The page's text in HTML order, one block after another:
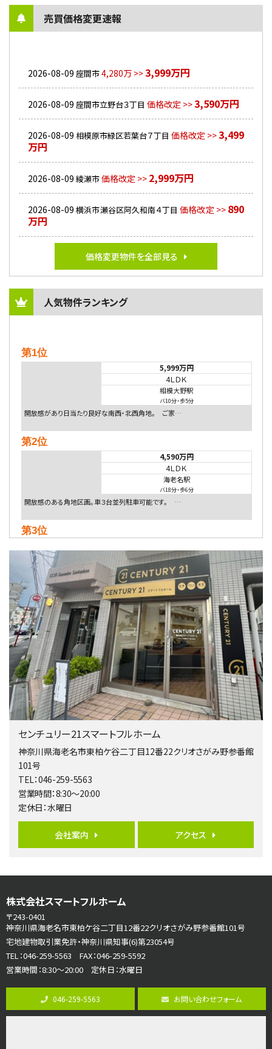
売買価格変更速報
2026-08-09 座間市4,280万 >>3,999万円
2026-08-09 座間市立野台３丁目 価格改定 >>3,590万円
2026-08-09 相模原市緑区若葉台７丁目 価格改定 >>3,499
万円
2026-08-09 綾瀬市価格改定 >> 2,999万円
2026-08-09 横浜市瀬谷区阿久和南４丁目 価格改定 >> 890
万円
価格変更物件を全部見る
人気物件ランキング
第1位
5,999万円
4ＬＤＫ
相模大野駅
バ10分・歩5分
開放感があり日当たり良好な南西・北西角地。 ご家…
第2位
4,590万円
4ＬＤＫ
海老名駅
バ18分・歩6分
開放感のある角地区画。車３台並列駐車可能です。 …
第3位
4ＬＤＫ
淵野辺駅
歩17分
南側道路に面しており日当たり良好。 キッチンから…
第4位
5,480万円
4ＬＤＫ
相模大野駅
バ9分・歩4分
２０１５年６月築、積水ハウス施工住宅です。 南東…
第5位
3,680万円
バ19分・ 歩8分
開放感があり日当たり良好な南西・北西角地区画。 …
第6位
4ＬＤＫ
古淵駅
さがみ野駅
歩17分
ご家族が集まるLDKは１７．５帖とゆとりある広さ…
第8位
3,598万円
4ＬＤＫ
長後駅
センチュリー21スマートフルホーム
神奈川県海老名市東柏ケ谷二丁目12番22クリオさがみ野参番館
101号
TEL：046-259-5563
営業時間：8:30～20:00
定休日：水曜日
会社案内 アクセス
株式会社スマートフルホーム
〒243-0401
神奈川県海老名市東柏ケ谷二丁目12番22クリオさがみ野参番館101号
宅地建物取引業免許・神奈川県知事(6)第23054号
TEL：046-259-5563 FAX：046-259-5592
営業時間：8:30～20:00 定休日：水曜日
046-259-5563 お問い合わせフォーム